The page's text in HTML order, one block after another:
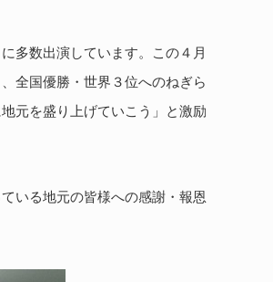
多数出演しています。この４月
全国優勝・世界３位へのねぎら
元を盛り上げていこう」と激励
いる地元の皆様への感謝・報恩